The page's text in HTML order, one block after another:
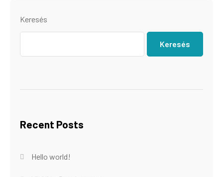
Keresés
Keresés
Recent Posts
Hello world!